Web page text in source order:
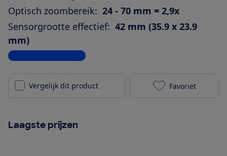
Optisch zoombereik: 24 - 70 mm = 2,9x
Sensorgrootte effectief: 42 mm (35.9 x 23.9
mm)
Bekijk alle specificaties
Vergelijk dit product Nikon Z6 II
Favoriet
Laagste prijzen